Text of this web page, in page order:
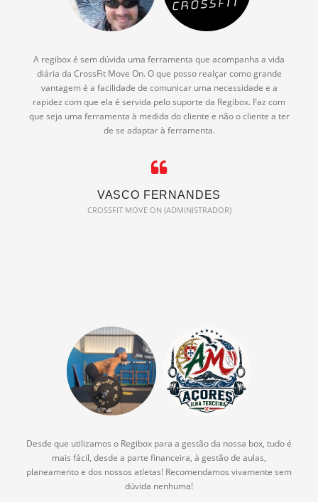
A regibox é sem dúvida uma ferramenta que acompanha a vida
diária da CrossFit Move On. O que posso realçar como grande
vantagem é a facilidade de comunicar uma necessidade e a
rapidez com que ela é servida pelo suporte da Regibox. Faz com
que seja uma ferramenta à medida do cliente e não o cliente a ter
de se adaptar à ferramenta.
VASCO FERNANDES
CROSSFIT MOVE ON (ADMINISTRADOR)
Desde que utilizamos o Regibox para a gestão da nossa box, tudo é
mais fácil, desde a parte financeira, à gestão de aulas,
planeamento e dos nossos atletas! Recomendamos vivamente sem
dúvida nenhuma!